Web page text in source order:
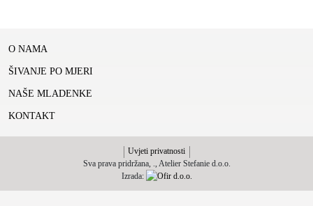
O NAMA
ŠIVANJE PO MJERI
NAŠE MLADENKE
KONTAKT
Uvjeti privatnosti
Sva prava pridržana, ., Atelier Stefanie d.o.o.
Izrada: